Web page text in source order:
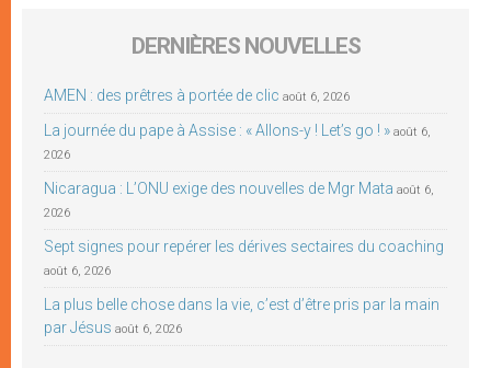
DERNIÈRES NOUVELLES
AMEN : des prêtres à portée de clic août 6, 2026
La journée du pape à Assise : « Allons-y ! Let’s go ! » août 6,
2026
Nicaragua : L’ONU exige des nouvelles de Mgr Mata août 6,
2026
Sept signes pour repérer les dérives sectaires du coaching
août 6, 2026
La plus belle chose dans la vie, c’est d’être pris par la main
par Jésus août 6, 2026